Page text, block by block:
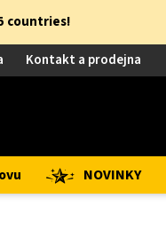
countries!
Kontakt a prodejna
NOVINKY